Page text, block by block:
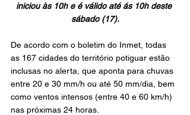
iniciou às 10h e é válido até ás 10h deste
sábado (17).
De acordo com o boletim do Inmet, todas
as 167 cidades do território potiguar estão
inclusas no alerta, que aponta para chuvas
entre 20 e 30 mm/h ou até 50 mm/dia, bem
como ventos intensos (entre 40 e 60 km/h)
nas próximas 24 horas.